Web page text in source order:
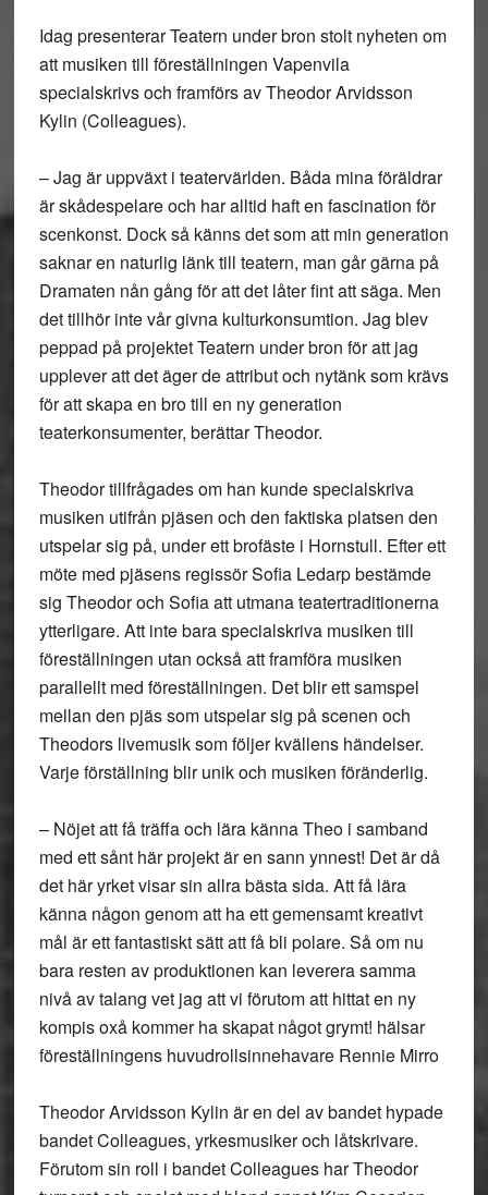
Idag presenterar Teatern under bron stolt nyheten om
att musiken till föreställningen Vapenvila
specialskrivs och framförs av Theodor Arvidsson
Kylin (Colleagues).
– Jag är uppväxt i teatervärlden. Båda mina föräldrar
är skådespelare och har alltid haft en fascination för
scenkonst. Dock så känns det som att min generation
saknar en naturlig länk till teatern, man går gärna på
Dramaten nån gång för att det låter fint att säga. Men
det tillhör inte vår givna kulturkonsumtion. Jag blev
peppad på projektet Teatern under bron för att jag
upplever att det äger de attribut och nytänk som krävs
för att skapa en bro till en ny generation
teaterkonsumenter, berättar Theodor.
Theodor tillfrågades om han kunde specialskriva
musiken utifrån pjäsen och den faktiska platsen den
utspelar sig på, under ett brofäste i Hornstull. Efter ett
möte med pjäsens regissör Sofia Ledarp bestämde
sig Theodor och Sofia att utmana teatertraditionerna
ytterligare. Att inte bara specialskriva musiken till
föreställningen utan också att framföra musiken
parallellt med föreställningen. Det blir ett samspel
mellan den pjäs som utspelar sig på scenen och
Theodors livemusik som följer kvällens händelser.
Varje förställning blir unik och musiken föränderlig.
– Nöjet att få träffa och lära känna Theo i samband
med ett sånt här projekt är en sann ynnest! Det är då
det här yrket visar sin allra bästa sida. Att få lära
känna någon genom att ha ett gemensamt kreativt
mål är ett fantastiskt sätt att få bli polare. Så om nu
bara resten av produktionen kan leverera samma
nivå av talang vet jag att vi förutom att hittat en ny
kompis oxå kommer ha skapat något grymt! hälsar
föreställningens huvudrollsinnehavare Rennie Mirro
Theodor Arvidsson Kylin är en del av bandet hypade
bandet Colleagues, yrkesmusiker och låtskrivare.
Förutom sin roll i bandet Colleagues har Theodor